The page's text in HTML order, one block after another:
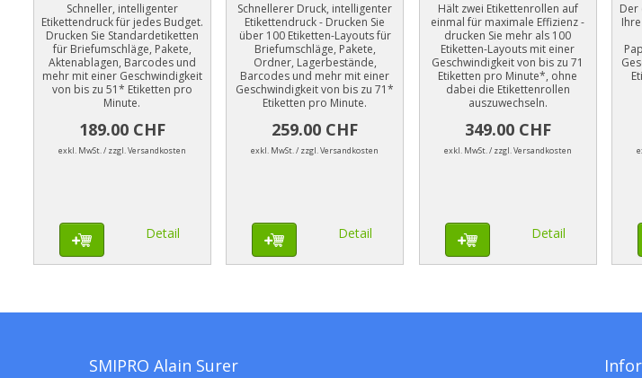
Schneller, intelligenter
Etikettendruck für jedes Budget.
Drucken Sie Standardetiketten
für Briefumschläge, Pakete,
Aktenablagen, Barcodes und
mehr mit einer Geschwindigkeit
von bis zu 51* Etiketten pro
Minute.
189.00 CHF
exkl. MwSt. / zzgl. Versandkosten
Detail
Schnellerer Druck, intelligenter
Etikettendruck - Drucken Sie
über 100 Etiketten-Layouts für
Briefumschläge, Pakete,
Ordner, Lagerbestände,
Barcodes und mehr mit einer
Geschwindigkeit von bis zu 71*
Etiketten pro Minute.
259.00 CHF
exkl. MwSt. / zzgl. Versandkosten
Detail
Hält zwei Etikettenrollen auf
einmal für maximale Effizienz -
drucken Sie mehr als 100
Etiketten-Layouts mit einer
Geschwindigkeit von bis zu 71
Etiketten pro Minute*, ohne
dabei die Etikettenrollen
auszuwechseln.
349.00 CHF
exkl. MwSt. / zzgl. Versandkosten
Detail
Der
SMIPRO Alain Surer